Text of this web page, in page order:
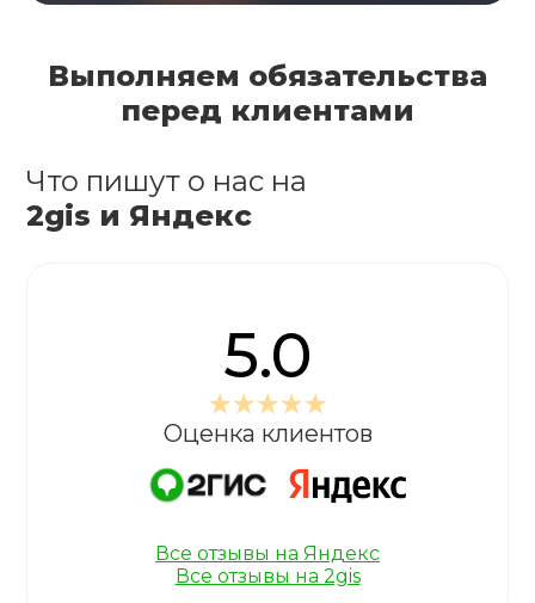
Выполняем обязательства
перед клиентами
Что пишут о нас на
2gis и Яндекс
5.0
Оценка клиентов
Все отзывы на Яндекс
Все отзывы на 2gis